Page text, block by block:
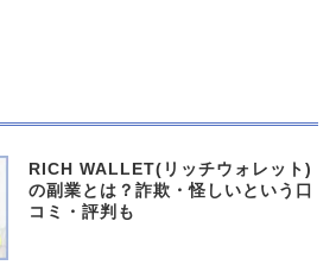
RICH WALLET(リッチウォレット)
の副業とは？詐欺・怪しいという口
コミ・評判も